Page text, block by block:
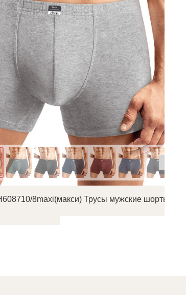
боксеры
8maxi(макси) Трусы мужские шорты